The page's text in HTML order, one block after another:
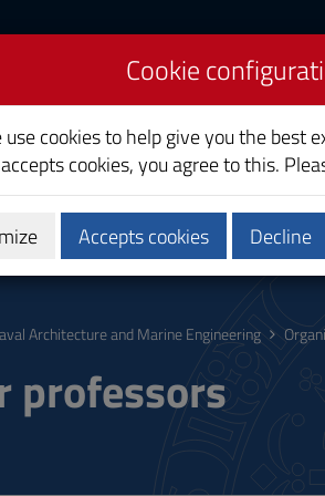
and Marine
Calendars and Timetable
Architecture and Marine Engineering
professors
Cookie
use cookies to help give you the best
cookies, you agree to this.
Accepts cookies Decline